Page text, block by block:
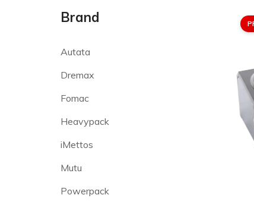
Brand
Autata
Dremax
Fomac
Heavypack
iMettos
Mutu
Powerpack